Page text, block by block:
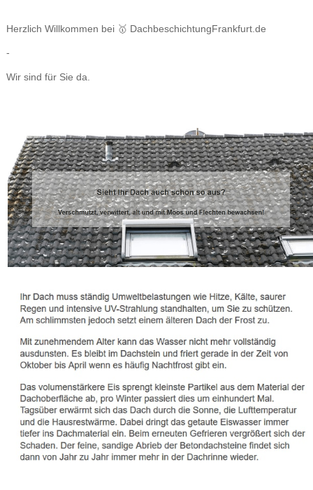
Herzlich Willkommen bei 🥇 DachbeschichtungFrankfurt.de
-
Wir sind für Sie da.